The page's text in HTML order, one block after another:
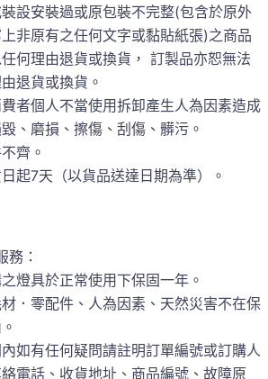
設安裝過或原包裝不完整(包含於原外
非原有之任何文字或黏貼紙張)之商品
何理由退貨或換貨， 訂製品亦恕無法
退貨或換貨。
者個人不當使用拆卸產生人為因素造成
、磨損、擦傷、刮傷、髒污。
齊。
起7天（以貨品送達日期為準）。
務：
燈具於正常使用下保固一年。
．零配件、人為因素、天然災害不在保
如有任何疑問請註明訂單編號或訂購人
電話、收貨地址、商品編號、故障原